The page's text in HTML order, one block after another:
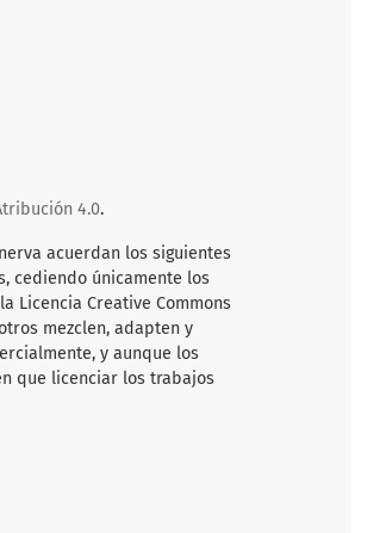
4.0.
acuerdan los siguientes
cediendo únicamente los
Licencia Creative Commons
mezclen, adapten y
y aunque los
que licenciar los trabajos